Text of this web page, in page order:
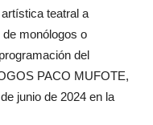
teatral a
monólogos o
del
PACO MUFOTE,
junio de 2024 en la